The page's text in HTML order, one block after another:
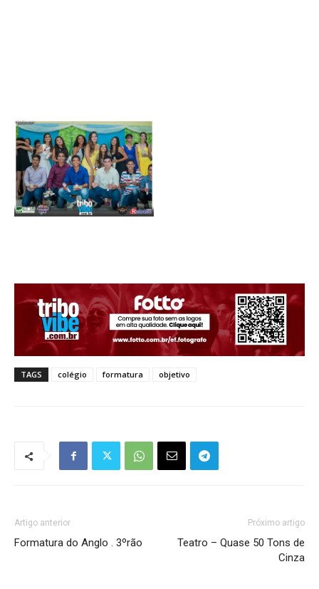
TAGS colégio formatura objetivo
Artigo anterior
Formatura do Anglo . 3ºrão
Próximo artigo
Teatro – Quase 50 Tons de
Cinza